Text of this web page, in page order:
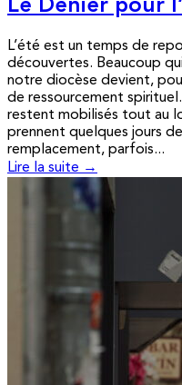
Le Denier pour
L’été est un temps de
découvertes. Beaucoup
notre diocèse devient,
de ressourcement
restent mobilisés tout au
prennent quelques jours
remplacement, parfois...
Lire la suite →